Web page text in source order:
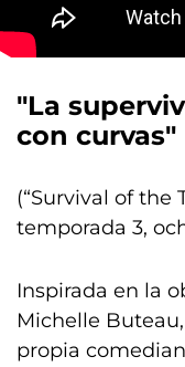
"La
con curvas"
(“Survival of the
temporada 3,
Inspirada en la
Michelle
propia